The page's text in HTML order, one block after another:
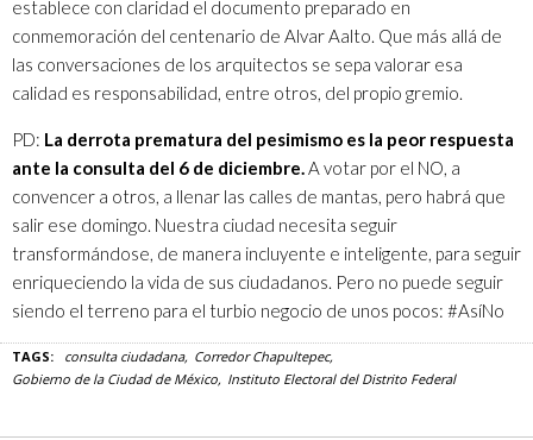
establece con claridad el documento preparado en
conmemoración del centenario de Alvar Aalto. Que más allá de
las conversaciones de los arquitectos se sepa valorar esa
calidad es responsabilidad, entre otros, del propio gremio.
PD: La derrota prematura del pesimismo es la peor respuesta
ante la consulta del 6 de diciembre.A votar por el NO, a
convencer a otros, a llenar las calles de mantas, pero habrá que
salir ese domingo. Nuestra ciudad necesita seguir
transformándose, de manera incluyente e inteligente, para seguir
enriqueciendo la vida de sus ciudadanos. Pero no puede seguir
siendo el terreno para el turbio negocio de unos pocos: #AsíNo
TAGS: consulta ciudadana Corredor Chapultepec
Gobierno de la Ciudad de México Instituto Electoral del Distrito Federal